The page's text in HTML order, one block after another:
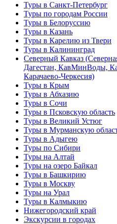
Туры в Санкт-Петербург
Туры по городам России
Туры в Белоруссию
Туры в Казань
Туры в Карелию из Твери
Туры в Калининград
Северный Кавказ
Дагестан, КавМинВоды,
Карачаево-Черкесия)
Туры в Крым
Туры в Абхазию
Туры в Сочи
Туры в Псковскую область
Туры в Великий Устюг
Туры в Мурманскую
Туры в Адыгею
Туры по Сибири
Туры на Алтай
Туры на озеро Байкал
Туры в Башкирию
Туры в Москву
Туры на Урал
Туры в Калмыкию
Нижегородский край
Экскурсии в городах